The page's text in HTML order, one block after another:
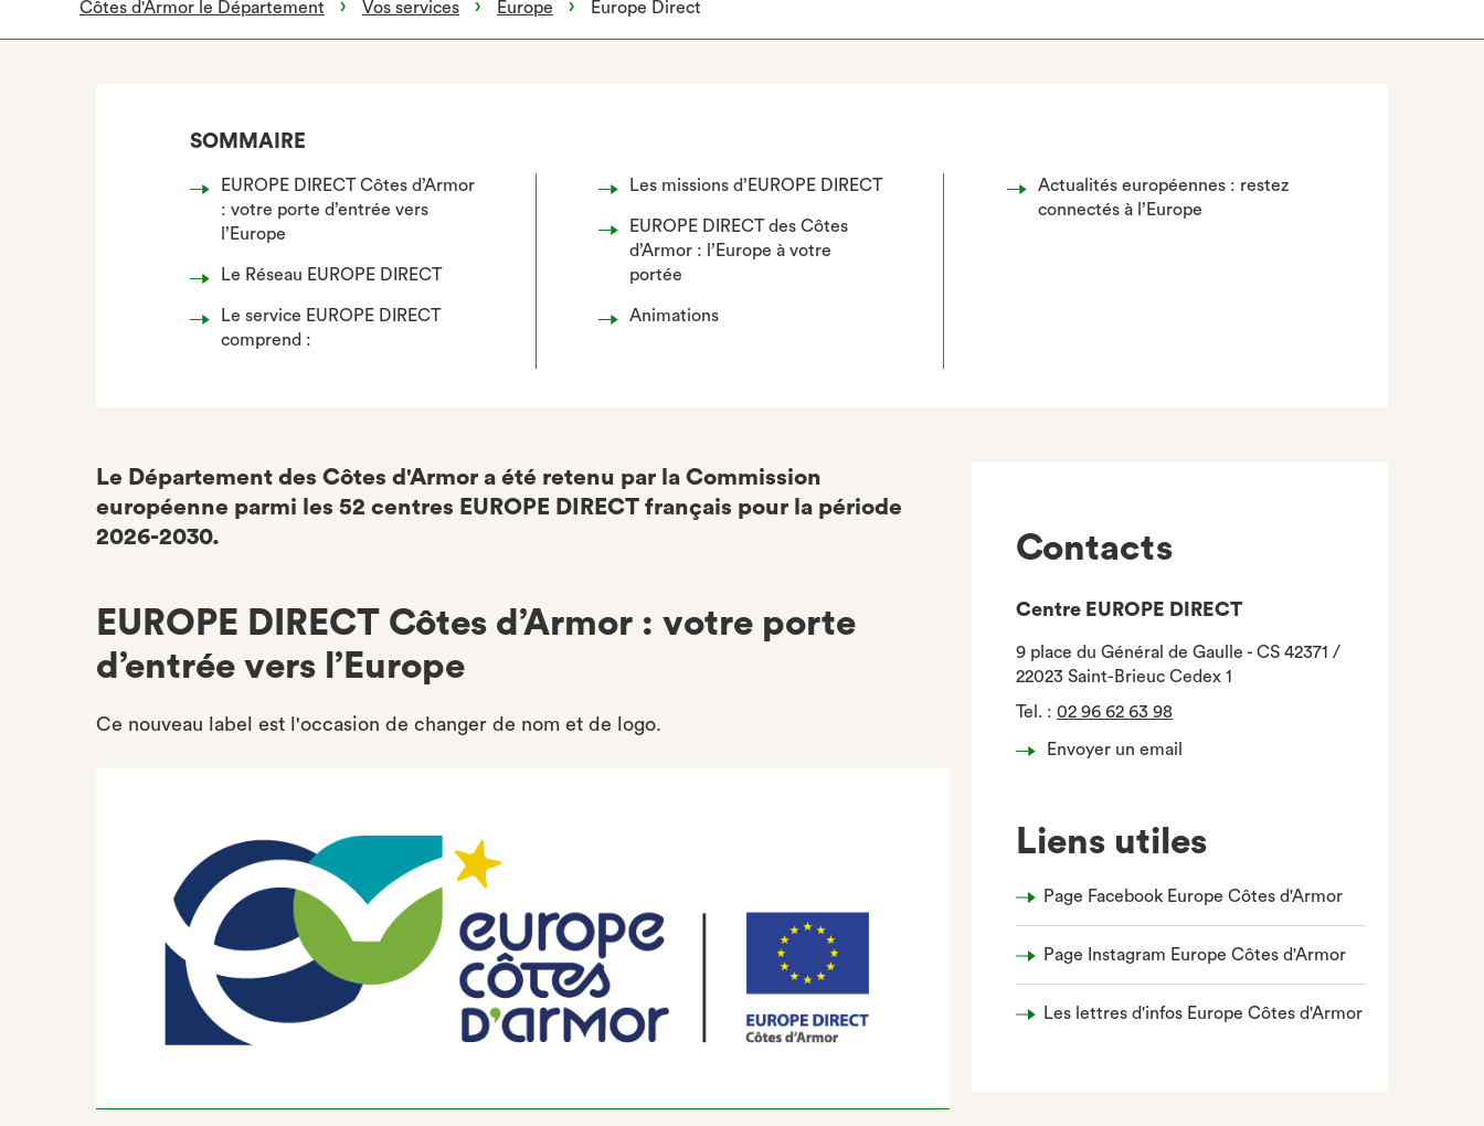
Côtes d'Armor le Département Vos services Europe Europe Direct
SOMMAIRE
EUROPE DIRECT Côtes d’Armor
: votre porte d’entrée vers
l’Europe
Le Réseau EUROPE DIRECT
Le service EUROPE DIRECT
comprend :
Les missions d’EUROPE DIRECT
EUROPE DIRECT des Côtes
d’Armor : l’Europe à votre
portée
Animations
Actualités européennes : restez
connectés à l’Europe
Le Département des Côtes d'Armor a été retenu par la Commission
européenne parmi les 52 centres EUROPE DIRECT français pour la période
2026-2030.
EUROPE DIRECT Côtes d’Armor : votre porte
d’entrée vers l’Europe
Ce nouveau label est l'occasion de changer de nom et de logo.
Contacts
Centre EUROPE DIRECT
9 place du Général de Gaulle - CS 42371 /
22023 Saint-Brieuc Cedex 1
Tel. :02 96 62 63 98
Envoyer un email
Liens utiles
Page Facebook Europe Côtes d'Armor
Page Instagram Europe Côtes d'Armor
Les lettres d'infos Europe Côtes d'Armor